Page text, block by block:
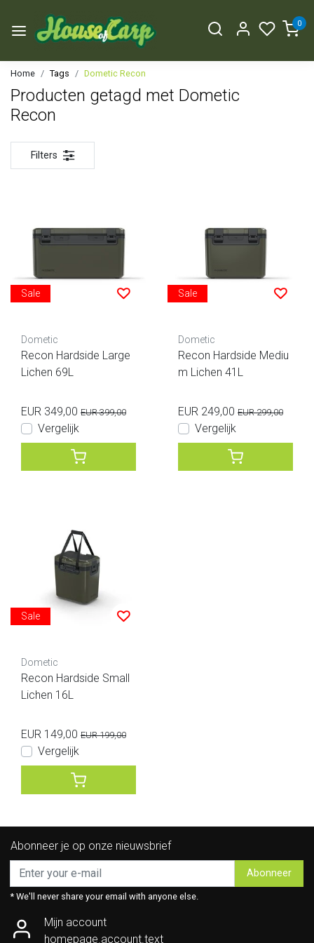
0
Home Tags Dometic Recon
Producten getagd met Dometic
Recon
Filters
Sale
Dometic
Recon Hardside Large
Lichen 69L
EUR 349,00 EUR 399,00
Vergelijk
Sale
Dometic
Recon Hardside Mediu
m Lichen 41L
EUR 249,00 EUR 299,00
Vergelijk
Sale
Dometic
Recon Hardside Small
Lichen 16L
EUR 149,00 EUR 199,00
Vergelijk
Abonneer je op onze nieuwsbrief
Abonneer
* We'll never share your email with anyone else.
Mijn account
homepage.account.text